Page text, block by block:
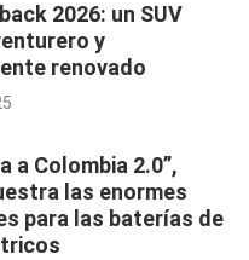
2026: un SUV
y
renovado
a Colombia 2.0”,
las enormes
para las baterías de